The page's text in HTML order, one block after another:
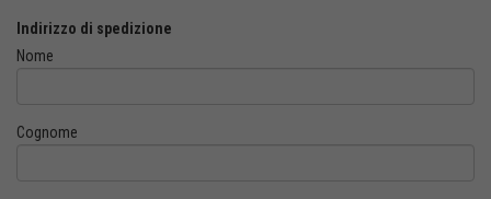
Indirizzo di spedizione
Nome
Cognome